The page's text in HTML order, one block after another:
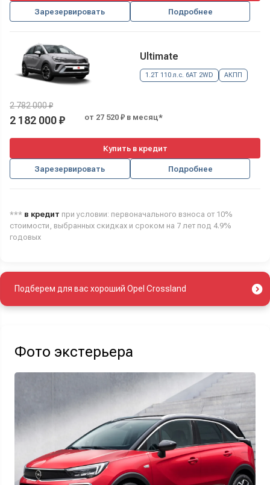
Зарезервировать Подробнее
Ultimate
1.2T 110 л.с. 6AT 2WD АКПП
2 782 000 ₽
2 182 000 ₽ от 27 520 ₽ в месяц*
Купить в кредит
Зарезервировать Подробнее
*** в кредит при условии: первоначального взноса от 10%
стоимости, выбранных скидках и сроком на 7 лет под 4.9%
годовых
Подберем для вас хороший Opel Crossland
Найти авто
Фото экстерьера